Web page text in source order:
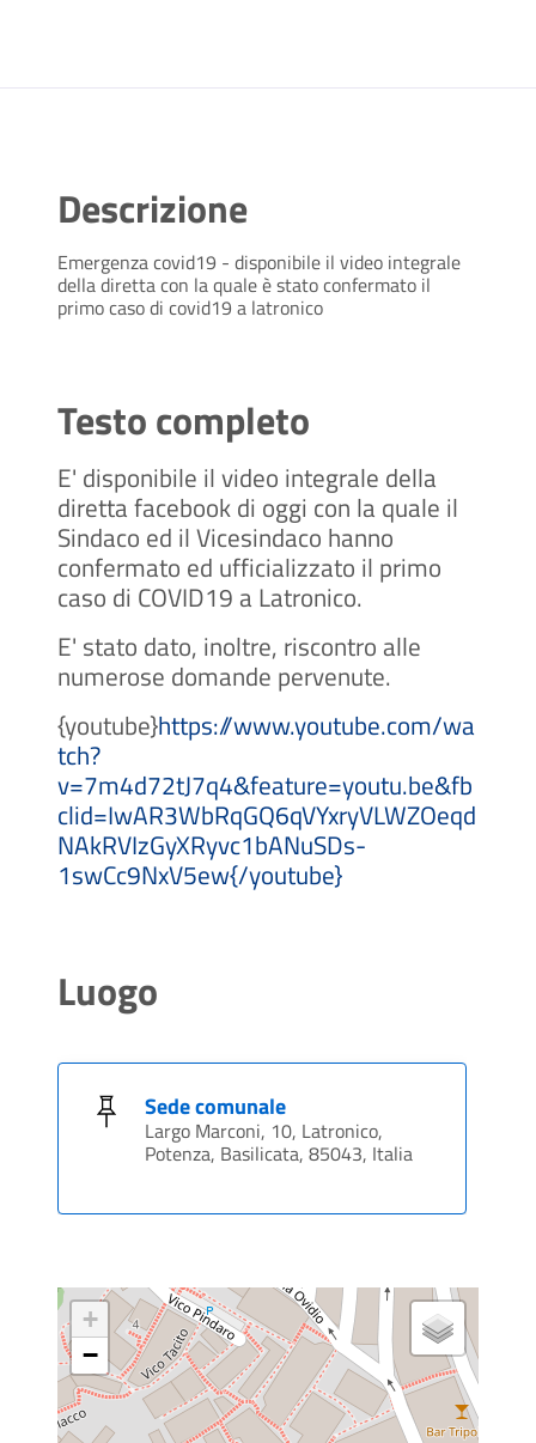
Descrizione
Emergenza covid19 - disponibile il video integrale
della diretta con la quale è stato confermato il
primo caso di covid19 a latronico
Testo completo
E' disponibile il video integrale della
diretta facebook di oggi con la quale il
Sindaco ed il Vicesindaco hanno
confermato ed ufficializzato il primo
caso di COVID19 a Latronico.
E' stato dato, inoltre, riscontro alle
numerose domande pervenute.
{youtube}https://www.youtube.com/wa
tch?
v=7m4d72tJ7q4&feature=youtu.be&fb
clid=IwAR3WbRqGQ6qVYxryVLWZOeqd
NAkRVIzGyXRyvc1bANuSDs-
1swCc9NxV5ew{/youtube}
Luogo
Sede comunale
Largo Marconi, 10, Latronico,
Potenza, Basilicata, 85043, Italia
+
−